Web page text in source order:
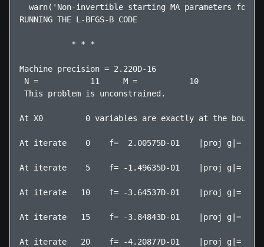
warn('Non-invertible starting MA parameters
RUNNING THE L-BFGS-B CODE
           * * *
Machine precision = 2.220D-16
N =           11     M =           10
This problem is unconstrained.
At X0         0 variables are exactly at the bounds
At iterate    0    f=  2.00575D-01    |proj g|=
At iterate    5    f= -1.49635D-01    |proj g|=
At iterate   10    f= -3.64537D-01    |proj g|=
At iterate   15    f= -3.84843D-01    |proj g|=
At iterate   20    f= -4.20877D-01    |proj g|=